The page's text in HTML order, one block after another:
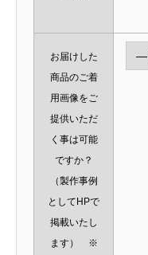
お届けした
商品のご着
用画像をご
提供いただ
く事は可能
ですか？
（製作事例
としてHPで
掲載いたし
ます） ※